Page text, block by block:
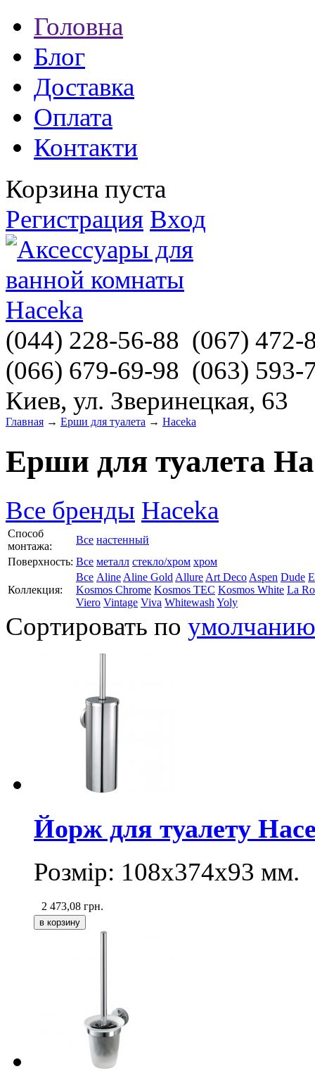
Головна
Блог
Доставка
Оплата
Контакти
Корзина пуста
Регистрация Вход
(044) 228-56-88 (067) 472-
(066) 679-69-98 (063) 593-
Киев, ул. Зверинецкая, 63
Главная → Ерши для туалета → Haceka
Ерши для туалета
Все бренды Haceka
Способ
монтажа:
Все настенный
Поверхность: Все металл стекло/хром хром
Коллекция:
Все Aline Aline Gold Allure Art Deco Aspen Dude
Kosmos Chrome Kosmos TEC Kosmos White La
Viero Vintage Viva Whitewash Yoly
Сортировать по умолчанию
Йорж для туалету
Розмір: 108х374х93 мм.
2 473,08 грн.